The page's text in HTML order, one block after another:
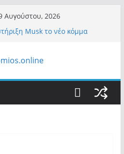
Αυγούστου, 2026
Musk το νέο κόμμα
τσουνάμι σαρώνει την
στην πανδημία – Στην Ελλάδα
της Ακαδημίας Αθηνών!
– Σαμαράς και Κασιδιάρης θα